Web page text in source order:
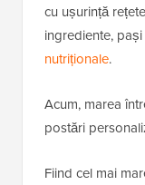
cu ușurință
ingrediente,
nutriționale.
Acum, marea
postări
Fiind cel mai